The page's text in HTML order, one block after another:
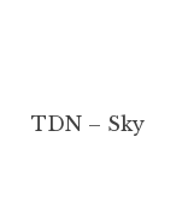
TDN – Sky